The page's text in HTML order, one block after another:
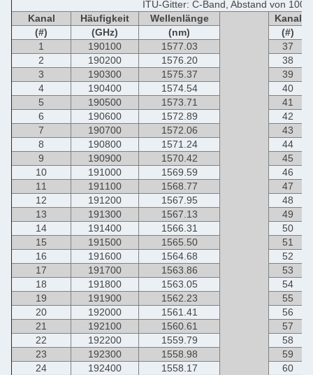
ITU-Gitter: C-Band, Abstand von 100
Kanal
Häufigkeit Wellenlänge
Kanal
(#)
(GHz) (nm)
(#)
1
190100 1577.03
37
2
190200 1576.20
38
3
190300 1575.37
39
4
190400 1574.54
40
5
190500 1573.71
41
6
190600 1572.89
42
7
190700 1572.06
43
8
190800 1571.24
44
9
190900 1570.42
45
10
191000 1569.59
46
11
191100 1568.77
47
12
191200 1567.95
48
13
191300 1567.13
49
14
191400 1566.31
50
15
191500 1565.50
51
16
191600 1564.68
52
17
191700 1563.86
53
18
191800 1563.05
54
19
191900 1562.23
55
20
192000 1561.41
56
21
192100 1560.61
57
22
192200 1559.79
58
23
192300 1558.98
59
24
192400 1558.17
60